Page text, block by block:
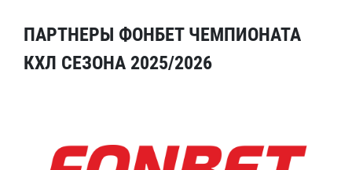
ПАРТНЕРЫ ФОНБЕТ ЧЕМПИОНАТА
КХЛ СЕЗОНА 2025/2026